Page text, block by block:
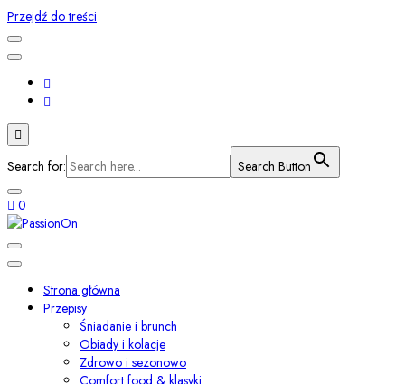
Przejdź do treści
Search for: Search Button
0
PassionOn
Smaki świata i przepisy z duszą
Strona główna
Przepisy
Śniadanie i brunch
Obiady i kolacje
Zdrowo i sezonowo
Comfort food & klasyki